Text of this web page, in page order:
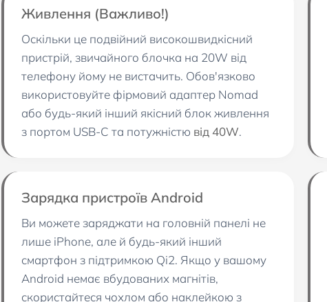
Живлення (Важливо!)
Оскільки це подвійний високошвидкісний
пристрій, звичайного блочка на 20W від
телефону йому не вистачить. Обов'язково
використовуйте фірмовий адаптер Nomad
або будь-який інший якісний блок живлення
з портом USB-C та потужністю від 40W.
Зарядка пристроїв Android
Ви можете заряджати на головній панелі не
лише iPhone, але й будь-який інший
смартфон з підтримкою Qi2. Якщо у вашому
Android немає вбудованих магнітів,
скористайтеся чохлом або наклейкою з